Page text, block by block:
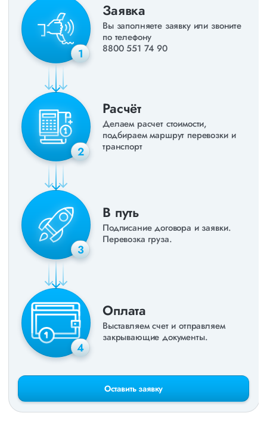
1
Заявка
Вы заполняете заявку или звоните
по телефону
8800 551 74 90
2
Расчёт
Делаем расчет стоимости,
подбираем маршрут перевозки и
транспорт
3
В путь
Подписание договора и заявки.
Перевозка груза.
4
Оплата
Выставляем счет и отправляем
закрывающие документы.
Оставить заявку